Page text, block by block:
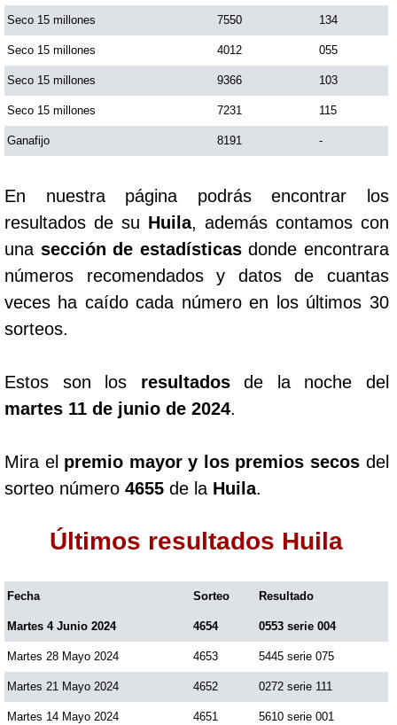
Saman de la suerte
Sinuano Día
Sinuano Noche
Super Chontico Noche
Seco 15 millones 7550 134
Seco 15 millones 4012 055
Seco 15 millones 9366 103
Seco 15 millones 7231 115
Ganafijo 8191 -
En nuestra página podrás encontrar los
resultados de su Huila, además contamos con
una sección de estadísticasdonde encontrara
números recomendados y datos de cuantas
veces ha caído cada número en los últimos 30
sorteos.
Estos son los resultadosde la noche del
martes 11 de junio de 2024.
Mira el premio mayor y los premios secosdel
sorteo número 4655 de la Huila.
Últimos resultados Huila
Fecha Sorteo Resultado
Martes 4 Junio 2024 4654 0553 serie 004
Martes 28 Mayo 2024 4653 5445 serie 075
Martes 21 Mayo 2024 4652 0272 serie 111
Martes 14 Mayo 2024 4651 5610 serie 001